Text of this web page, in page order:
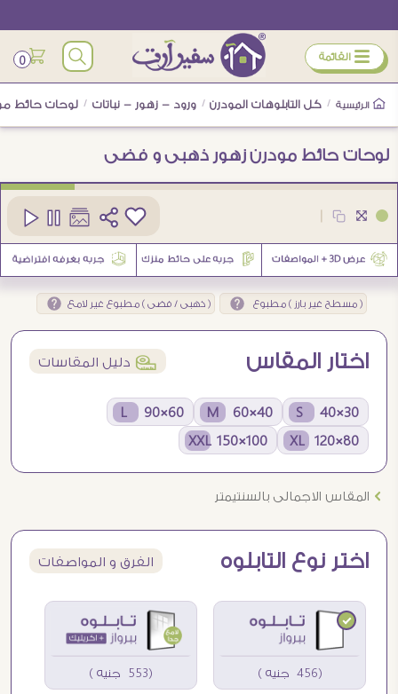
ÿ القائمة 0
الرئيسية / كل التابلوهات المودرن / ورود - زهور - نباتات / لوحات حائط
لوحات حائط مودرن زهور ذهبى و فضى
( مسطح غير بارز ) مطبوع ( ذهبى / فضى ) مطبوع غير لامع
اختار المقاس í دليل المقاسات
30×40 S
40×60 M
60×90 L
80×120 XL
100×150 XXL
Ö المقاس الاجمالى بالسنتيمتر
اختر نوع التابلوه الفرق و المواصفات
(456 جنيه ) (553 جنيه )